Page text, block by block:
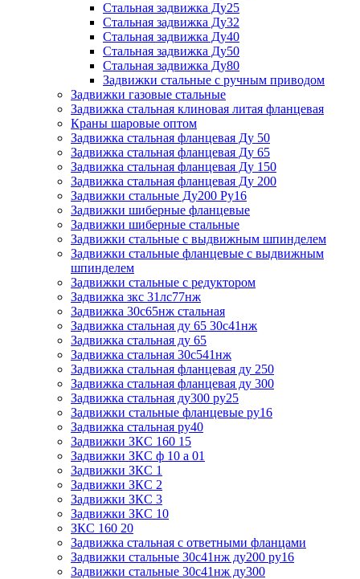
Стальная задвижка Ду25
Стальная задвижка Ду32
Стальная задвижка Ду40
Стальная задвижка Ду50
Стальная задвижка Ду80
Задвижки стальные с ручным приводом
Задвижки газовые стальные
Задвижка стальная клиновая литая фланцевая
Краны шаровые оптом
Задвижка стальная фланцевая Ду 50
Задвижка стальная фланцевая Ду 65
Задвижка стальная фланцевая Ду 150
Задвижка стальная фланцевая Ду 200
Задвижки стальные Ду200 Ру16
Задвижки шиберные фланцевые
Задвижки шиберные стальные
Задвижки стальные с выдвижным шпинделем
Задвижки стальные фланцевые с выдвижным
шпинделем
Задвижки стальные с редуктором
Задвижка зкс 31лс77нж
Задвижка 30с65нж стальная
Задвижка стальная ду 65 30с41нж
Задвижка стальная ду 65
Задвижка стальная 30с541нж
Задвижка стальная фланцевая ду 250
Задвижка стальная фланцевая ду 300
Задвижка стальная ду300 ру25
Задвижки стальные фланцевые ру16
Задвижка стальная ру40
Задвижки ЗКС 160 15
Задвижки ЗКС ф 10 а 01
Задвижки ЗКС 1
Задвижки ЗКС 2
Задвижки ЗКС 3
Задвижки ЗКС 10
ЗКС 160 20
Задвижка стальная с ответными фланцами
Задвижки стальные 30с41нж ду200 ру16
Задвижки стальные 30с41нж ду300